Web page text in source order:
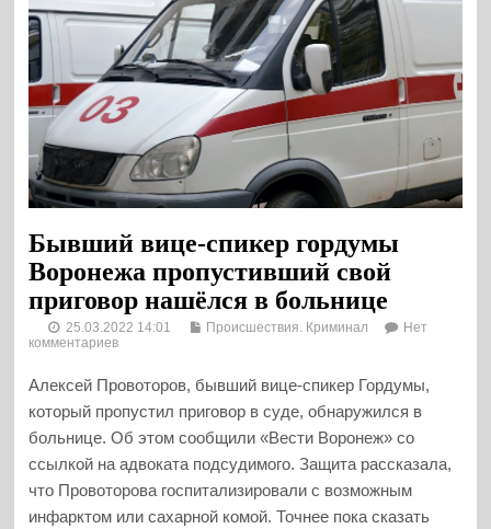
Бывший вице-спикер гордумы
Воронежа пропустивший свой
приговор нашёлся в больнице
25.03.2022 14:01 Происшествия. Криминал
Нет
комментариев
Алексей Провоторов, бывший вице-спикер Гордумы,
который пропустил приговор в суде, обнаружился в
больнице. Об этом сообщили «Вести Воронеж» со
ссылкой на адвоката подсудимого. Защита рассказала,
что Провоторова госпитализировали с возможным
инфарктом или сахарной комой. Точнее пока сказать